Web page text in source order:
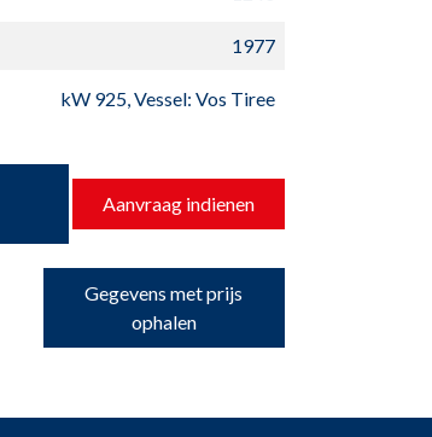
1977
kW 925, Vessel: Vos Tiree
Aanvraag indienen
Gegevens met prijs
ophalen